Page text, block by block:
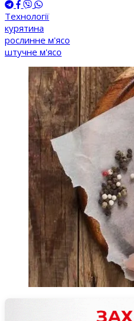
Технології
курятина
рослинне м'ясо
штучне м'ясо